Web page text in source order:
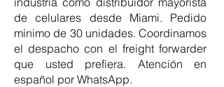
de celulares desde Miami. Pedido
mínimo de 30 unidades. Coordinamos
el despacho con el freight forwarder
que usted prefiera. Atención en
español por WhatsApp.